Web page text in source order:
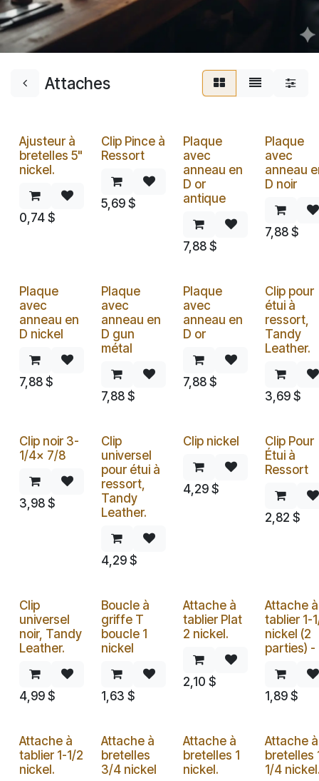
Attaches
Ajusteur à
bretelles 5"
nickel.
0,74 $
Clip Pince à
Ressort
5,69 $
Plaque
avec
anneau en
D or
antique
7,88 $
Plaque
avec
anneau
D noir
7,88 $
Plaque
avec
anneau en
D nickel
7,88 $
Plaque
avec
anneau en
D gun
métal
7,88 $
Plaque
avec
anneau en
D or
7,88 $
Clip pour
étui à
ressort,
Tandy
Leather.
3,69 $
Clip noir 3-
1/4x 7/8
3,98 $
Clip
universel
pour étui à
ressort,
Tandy
Leather.
4,29 $
Clip nickel
4,29 $
Clip Pour
Étui à
Ressort
2,82 $
Clip
universel
noir, Tandy
Leather.
4,99 $
Boucle à
griffe T
boucle 1
nickel
1,63 $
Attache à
tablier Plat
2 nickel.
2,10 $
Attache à
tablier 1-
nickel (2
parties) -
1,89 $
Attache à
tablier 1-1/2
nickel.
Attache à
bretelles
3/4 nickel
Attache à
bretelles 1
nickel.
Attache à
bretelles
1/4